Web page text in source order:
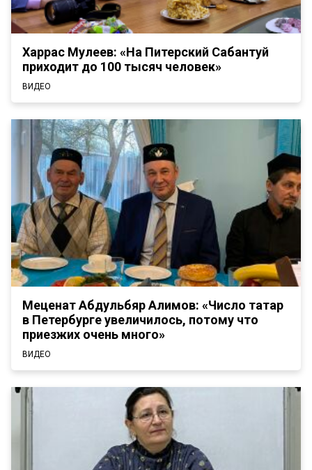
Харрас Мулеев: «На Питерский Сабантуй
приходит до 100 тысяч человек»
ВИДЕО
Меценат Абдульбяр Алимов: «Число татар
в Петербурге увеличилось, потому что
приезжих очень много»
ВИДЕО